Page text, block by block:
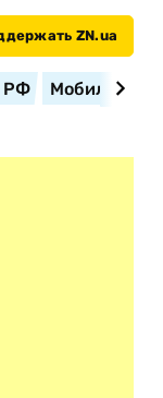
ZN.ua
РФ